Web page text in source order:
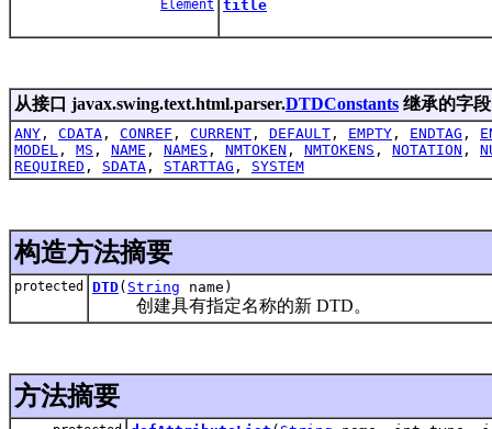
Element title
从接口 javax.swing.text.html.parser.DTDConstants 继承的字段
ANY , CDATA , CONREF , CURRENT , DEFAULT , EMPTY , ENDTAG ,
MODEL , MS , NAME , NAMES , NMTOKEN , NMTOKENS , NOTATION ,
REQUIRED , SDATA , STARTTAG , SYSTEM
构造方法摘要
protected DTD( String name)
创建具有指定名称的新 DTD。
方法摘要